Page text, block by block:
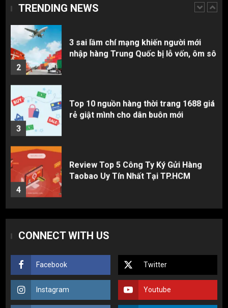
TRENDING NEWS
2
3
Top 10 nguồn hàng thời trang 1688 giá
rẻ giật mình cho dân buôn mới
4
Review Top 5 Công Ty Ký Gửi Hàng
Taobao Uy Tín Nhất Tại TP.HCM
5
Cách thanh toán khi tự đặt hàng
Taobao: Thẻ Visa hay ví Alipay?
màu? Cách khiếu nại đòi tiền 100%
3 sai lầm chí mạng khiến người mới
nhập hàng Trung Quốc bị lỗ vốn, ôm sô
CONNECT WITH US
Facebook Twitter
Instagram Youtube